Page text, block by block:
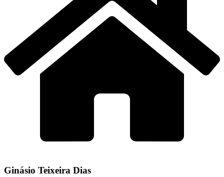
Ginásio Teixeira Dias